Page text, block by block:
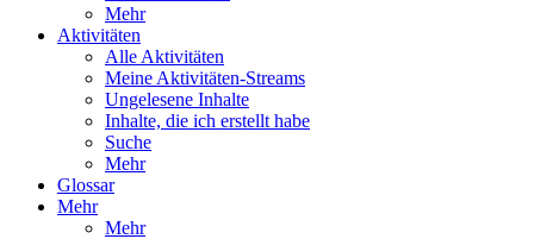
Mehr
Aktivitäten
Alle Aktivitäten
Meine Aktivitäten-Streams
Ungelesene Inhalte
Inhalte, die ich erstellt habe
Suche
Mehr
Glossar
Mehr
Mehr